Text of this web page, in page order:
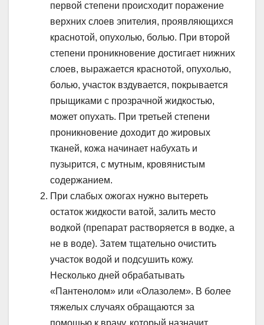
первой степени происходит поражение
верхних слоев эпителия, проявляющихся
краснотой, опухолью, болью. При второй
степени проникновение достигает нижних
слоев, выражается краснотой, опухолью,
болью, участок вздувается, покрывается
прыщиками с прозрачной жидкостью,
может опухать. При третьей степени
проникновение доходит до жировых
тканей, кожа начинает набухать и
пузырится, с мутным, кровянистым
содержанием.
При слабых ожогах нужно вытереть
остаток жидкости ватой, залить место
водкой (препарат растворяется в водке, а
не в воде). Затем тщательно очистить
участок водой и подсушить кожу.
Несколько дней обрабатывать
«Пантенолом» или «Олазолем». В более
тяжелых случаях обращаются за